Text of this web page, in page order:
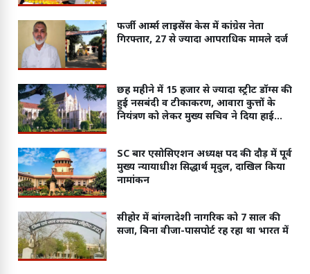
फर्जी आर्म्स लाइसेंस केस में कांग्रेस नेता
गिरफ्तार, 27 से ज्यादा आपराधिक मामले दर्ज
छह महीने में 15 हजार से ज्यादा स्ट्रीट डॉग्स की
हुई नसबंदी व टीकाकरण, आवारा कुत्तों के
नियंत्रण को लेकर मुख्य सचिव ने दिया हाईकोर्ट
SC बार एसोसिएशन अध्यक्ष पद की दौड़ में पूर्व
मुख्य न्यायाधीश सिद्धार्थ मृदुल, दाखिल किया
नामांकन
सीहोर में बांग्लादेशी नागरिक को 7 साल की
सजा, बिना वीजा-पासपोर्ट रह रहा था भारत में